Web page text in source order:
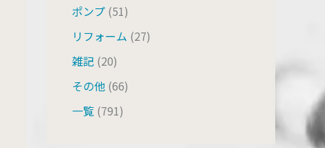
ポンプ (51)
リフォーム (27)
雑記 (20)
その他 (66)
一覧 (791)